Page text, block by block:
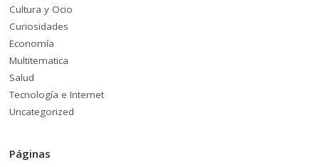
Cultura y Ocio
Curiosidades
Economía
Multitematica
Salud
Tecnología e Internet
Uncategorized
Páginas